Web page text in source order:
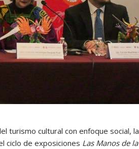
turismo cultural con enfoque social, la
ciclo de exposiciones Las Manos de la